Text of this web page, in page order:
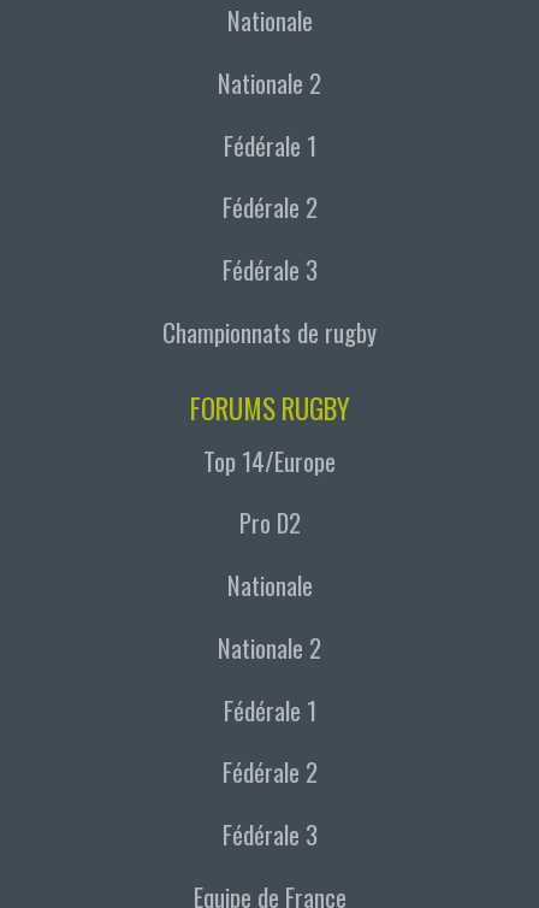
Nationale
Nationale 2
Fédérale 1
Fédérale 2
Fédérale 3
Championnats de rugby
FORUMS RUGBY
Top 14/Europe
Pro D2
Nationale
Nationale 2
Fédérale 1
Fédérale 2
Fédérale 3
Equipe de France